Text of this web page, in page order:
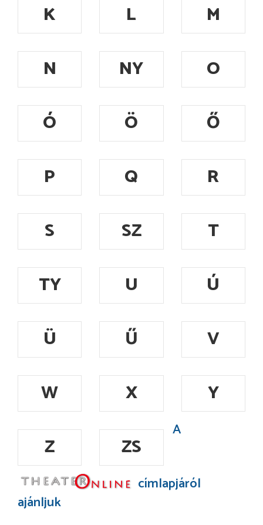
K
L
M
N
NY
O
Ó
Ö
Ő
P
Q
R
S
SZ
T
TY
U
Ú
Ü
Ű
V
W
X
Y
Z
ZS
A
címlapjáról
ajánljuk